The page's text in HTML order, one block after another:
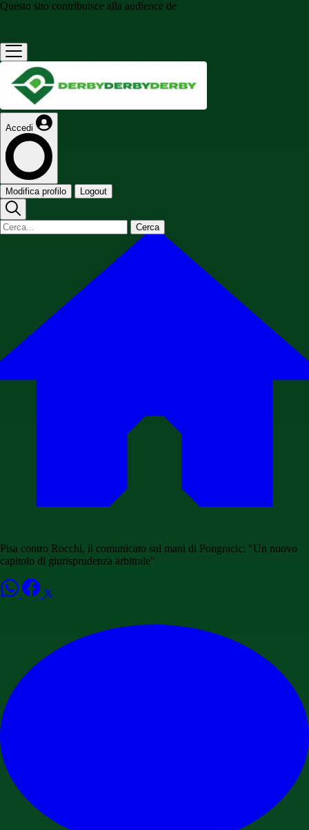
Questo sito contribuisce alla audience de
Accedi
Modifica profilo Logout
Cerca
Pisa contro Rocchi, il comunicato sul mani di Pongracic: "Un nuovo
capitolo di giurisprudenza arbitrale"